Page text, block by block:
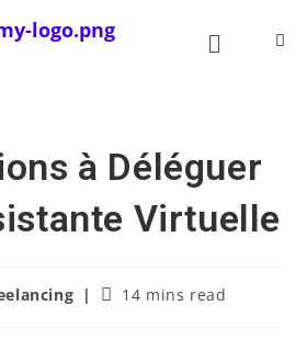
à Déléguer
Virtuelle
14 mins read